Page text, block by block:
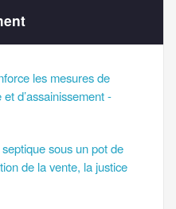
les mesures de
d’assainissement -
sous un pot de
de la vente, la justice